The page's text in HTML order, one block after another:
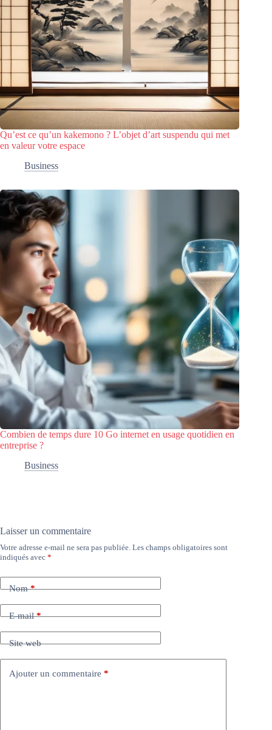
Qu’est ce qu’un kakemono ? L’objet d’art suspendu qui met
en valeur votre espace
Business
Combien de temps dure 10 Go internet en usage quotidien en
entreprise ?
Business
Laisser un commentaire
Votre adresse e-mail ne sera pas publiée. Les champs obligatoires sont
indiqués avec *
Nom*
E-mail*
Site web
Ajouter un commentaire *